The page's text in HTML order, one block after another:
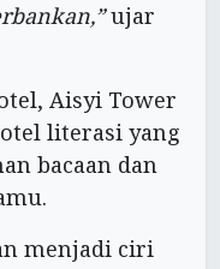
ujar
Aisyi Tower
literasi yang
bacaan dan
menjadi ciri